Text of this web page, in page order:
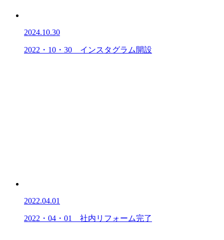
2024.10.30
2022・10・30 インスタグラム開設
2022.04.01
2022・04・01 社内リフォーム完了